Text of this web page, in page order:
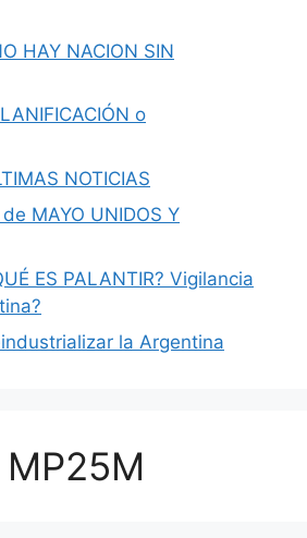
HAY NACION SIN
o
NOTICIAS
de MAYO UNIDOS Y
ES PALANTIR? Vigilancia
la Argentina
MP25M